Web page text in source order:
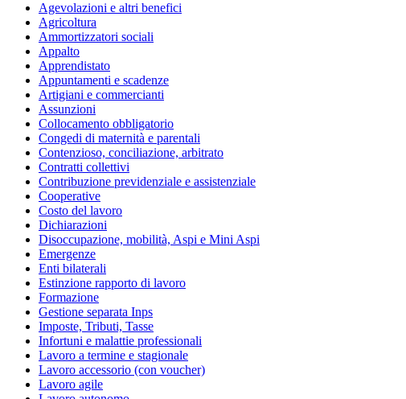
Agevolazioni e altri benefici
Agricoltura
Ammortizzatori sociali
Appalto
Apprendistato
Appuntamenti e scadenze
Artigiani e commercianti
Assunzioni
Collocamento obbligatorio
Congedi di maternità e parentali
Contenzioso, conciliazione, arbitrato
Contratti collettivi
Contribuzione previdenziale e assistenziale
Cooperative
Costo del lavoro
Dichiarazioni
Disoccupazione, mobilità, Aspi e Mini Aspi
Emergenze
Enti bilaterali
Estinzione rapporto di lavoro
Formazione
Gestione separata Inps
Imposte, Tributi, Tasse
Infortuni e malattie professionali
Lavoro a termine e stagionale
Lavoro accessorio (con voucher)
Lavoro agile